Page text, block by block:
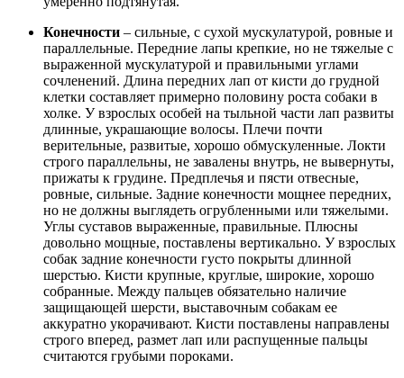
Конечности – сильные, с сухой мускулатурой, ровные и
параллельные. Передние лапы крепкие, но не тяжелые с
выраженной мускулатурой и правильными углами
сочленений. Длина передних лап от кисти до грудной
клетки составляет примерно половину роста собаки в
холке. У взрослых особей на тыльной части лап развиты
длинные, украшающие волосы. Плечи почти
верительные, развитые, хорошо обмускуленные. Локти
строго параллельны, не завалены внутрь, не вывернуты,
прижаты к грудине. Предплечья и пясти отвесные,
ровные, сильные. Задние конечности мощнее передних,
но не должны выглядеть огрубленными или тяжелыми.
Углы суставов выраженные, правильные. Плюсны
довольно мощные, поставлены вертикально. У взрослых
собак задние конечности густо покрыты длинной
шерстью. Кисти крупные, круглые, широкие, хорошо
собранные. Между пальцев обязательно наличие
защищающей шерсти, выставочным собакам ее
аккуратно укорачивают. Кисти поставлены направлены
строго вперед, размет лап или распущенные пальцы
считаются грубыми пороками.